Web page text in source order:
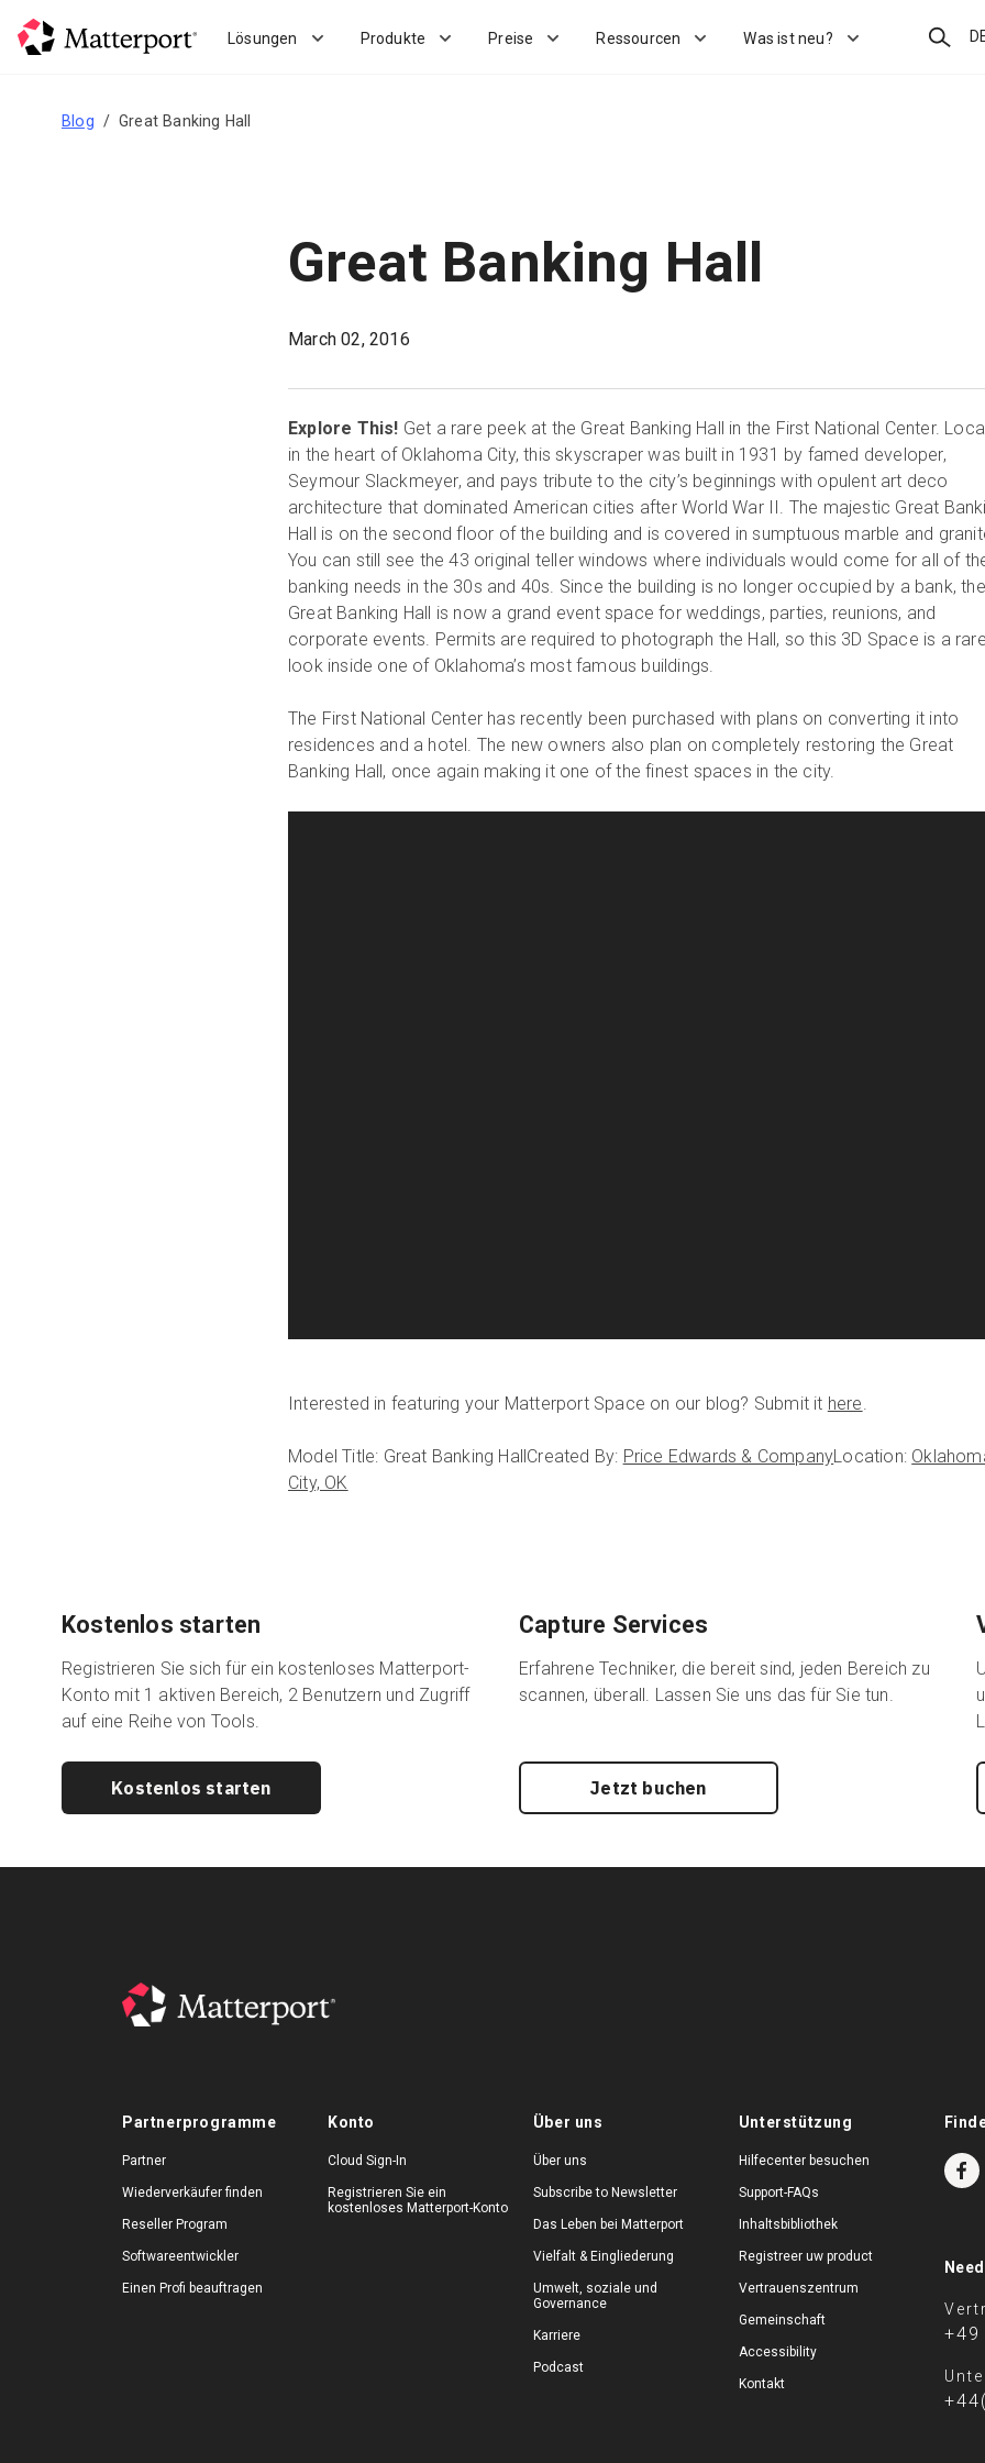
Lösungen Produkte Preise Ressourcen Was ist neu? Suchen
Blog Great Banking Hall
Great Banking Hall
March 02, 2016
Explore This! Get a rare peek at the Great Banking Hall in the First National Center.
in the heart of Oklahoma City, this skyscraper was built in 1931 by famed developer,
Seymour Slackmeyer, and pays tribute to the city’s beginnings with opulent art deco
architecture that dominated American cities after World War II. The majestic Great
Hall is on the second floor of the building and is covered in sumptuous marble and
You can still see the 43 original teller windows where individuals would come for all of
banking needs in the 30s and 40s. Since the building is no longer occupied by a bank, the
Great Banking Hall is now a grand event space for weddings, parties, reunions, and
corporate events. Permits are required to photograph the Hall, so this 3D Space is a
look inside one of Oklahoma’s most famous buildings.
The First National Center has recently been purchased with plans on converting it into
residences and a hotel. The new owners also plan on completely restoring the Great
Banking Hall, once again making it one of the finest spaces in the city.
Interested in featuring your Matterport Space on our blog? Submit it here.
Model Title: Great Banking HallCreated By: Price Edwards & CompanyLocation:
City, OK
Kostenlos starten
Registrieren Sie sich für ein kostenloses Matterport-
Konto mit 1 aktiven Bereich, 2 Benutzern und Zugriff
auf eine Reihe von Tools.
Kostenlos starten
Capture Services
Erfahrene Techniker, die bereit sind, jeden Bereich zu
scannen, überall. Lassen Sie uns das für Sie tun.
Jetzt buchen
Partnerprogramme
Partner
Wiederverkäufer finden
Reseller Program
Softwareentwickler
Einen Profi beauftragen
Konto
Cloud Sign-In
Registrieren Sie ein
kostenloses Matterport-Konto
Über uns
Über uns
Subscribe to Newsletter
Das Leben bei Matterport
Vielfalt & Eingliederung
Umwelt, soziale und
Governance
Karriere
Podcast
Unterstützung
Hilfecenter besuchen
Support-FAQs
Inhaltsbibliothek
Registreer uw product
Vertrauenszentrum
Gemeinschaft
Accessibility
Kontakt